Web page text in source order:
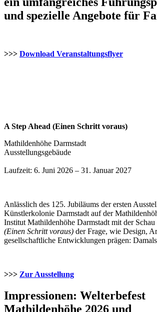
und spezielle Angebote für
>>> Download Veranstaltungsflyer
A Step Ahead (Einen Schritt voraus)
Mathildenhöhe Darmstadt
Ausstellungsgebäude
Laufzeit: 6. Juni 2026 – 31. Januar 2027
Anlässlich des 125. Jubiläums der ersten
Künstlerkolonie Darmstadt auf der
Institut Mathildenhöhe Darmstadt mit der Schau
(Einen Schritt voraus) der Frage, wie Design,
gesellschaftliche Entwicklungen prägen:
>>> Zur Ausstellung
Impressionen: Welterbefest
Mathildenhöhe 2026 und